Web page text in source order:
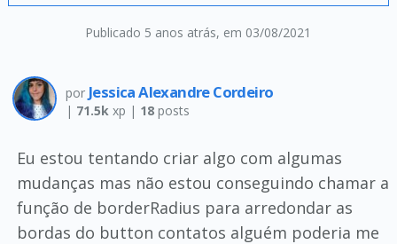
Publicado 5 anos atrás, em 03/08/2021
por Jessica Alexandre Cordeiro
| 71.5kxp | 18posts
Eu estou tentando criar algo com algumas
mudanças mas não estou conseguindo chamar a
função de borderRadius para arredondar as
bordas do button contatos alguém poderia me